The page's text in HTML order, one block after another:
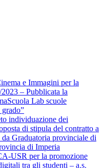
e Immagini per la
– Pubblicata la
Lab scuole
individuazione dei
di stipula del contratto a
Graduatoria provinciale di
di Imperia
USR per la promozione
tra gli studenti – a.s.